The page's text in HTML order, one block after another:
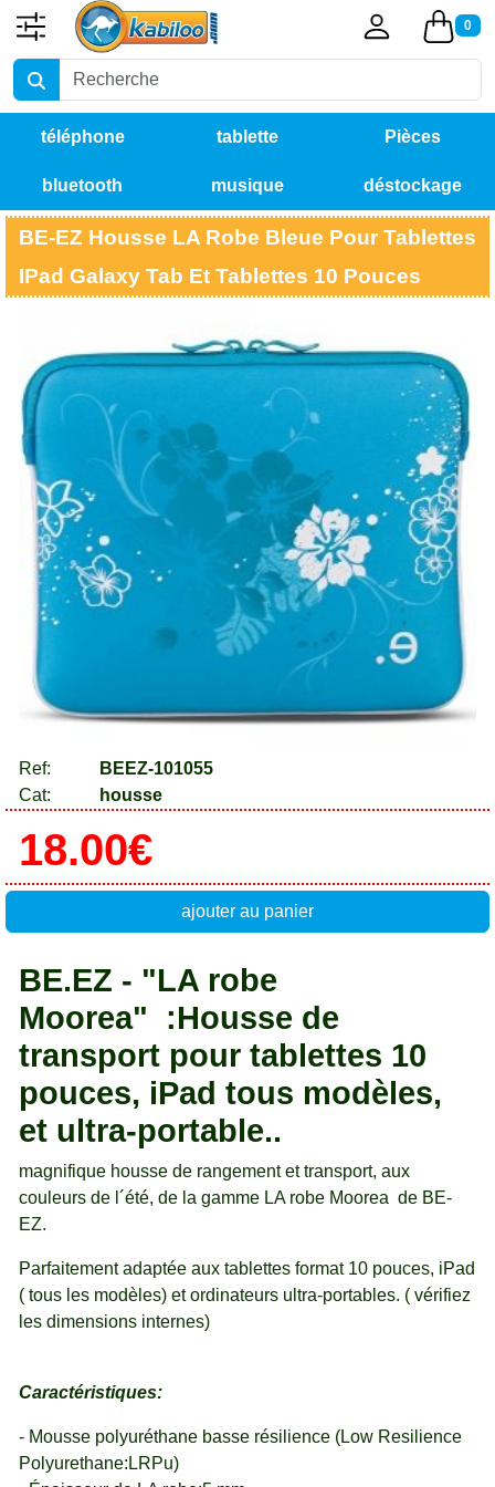
0
téléphone tablette Pièces
détachées
bluetooth musique déstockage
BE-EZ Housse LA Robe Bleue Pour Tablettes
IPad Galaxy Tab Et Tablettes 10 Pouces
Ref:
BEEZ-101055
Cat:
housse
18.00€
ajouter au panier
BE.EZ - "LA robe
Moorea" :Housse de
transport pour tablettes 10
pouces, iPad tous modèles,
et ultra-portable..
magnifique housse de rangement et transport, aux
couleurs de l´été, de la gamme LA robe Moorea de BE-
EZ.
Parfaitement adaptée aux tablettes format 10 pouces, iPad
( tous les modèles) et ordinateurs ultra-portables. ( vérifiez
les dimensions internes)
Caractéristiques:
- Mousse polyuréthane basse résilience (Low Resilience
Polyurethane:LRPu)